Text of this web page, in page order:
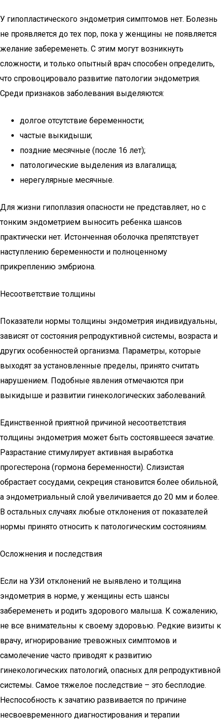
У гипопластического эндометрия симптомов нет. Болезнь
не проявляется до тех пор, пока у женщины не появляется
желание забеременеть. С этим могут возникнуть
сложности, и только опытный врач способен определить,
что спровоцировало развитие патологии эндометрия.
Среди признаков заболевания выделяются:
долгое отсутствие беременности;
частые выкидыши;
поздние месячные (после 16 лет);
патологические выделения из влагалища;
нерегулярные месячные.
Для жизни гипоплазия опасности не представляет, но с
тонким эндометрием выносить ребенка шансов
практически нет. Истонченная оболочка препятствует
наступлению беременности и полноценному
прикреплению эмбриона.
Несоответствие толщины
Показатели нормы толщины эндометрия индивидуальны,
зависят от состояния репродуктивной системы, возраста и
других особенностей организма. Параметры, которые
выходят за установленные пределы, принято считать
нарушением. Подобные явления отмечаются при
выкидыше и развитии гинекологических заболеваний.
Единственной приятной причиной несоответствия
толщины эндометрия может быть состоявшееся зачатие.
Разрастание стимулирует активная выработка
прогестерона (гормона беременности). Слизистая
обрастает сосудами, секреция становится более обильной,
а эндометриальный слой увеличивается до 20 мм и более.
В остальных случаях любые отклонения от показателей
нормы принято относить к патологическим состояниям.
Осложнения и последствия
Если на УЗИ отклонений не выявлено и толщина
эндометрия в норме, у женщины есть шансы
забеременеть и родить здорового малыша. К сожалению,
не все внимательны к своему здоровью. Редкие визиты к
врачу, игнорирование тревожных симптомов и
самолечение часто приводят к развитию
гинекологических патологий, опасных для репродуктивной
системы. Самое тяжелое последствие – это бесплодие.
Неспособность к зачатию развивается по причине
несвоевременного диагностирования и терапии